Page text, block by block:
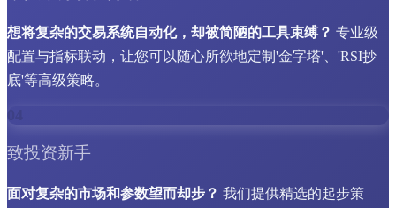
想将复杂的交易系统自动化，却被简陋的工具束缚？ 专业级
配置与指标联动，让您可以随心所欲地定制'金字塔'、'RSI抄
底'等高级策略。
04
致投资新手
面对复杂的市场和参数望而却步？ 我们提供精选的起步策